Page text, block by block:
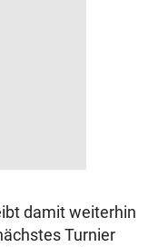
damit weiterhin
Turnier